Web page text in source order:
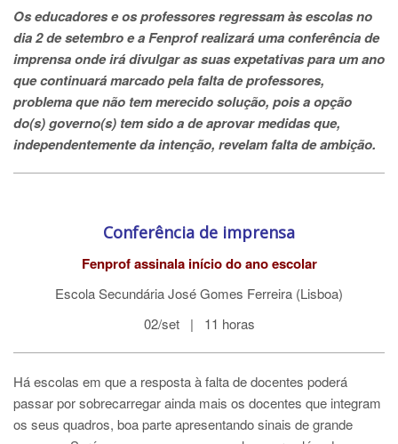
Os educadores e os professores regressam às escolas no
dia 2 de setembro e a Fenprof realizará uma conferência de
imprensa onde irá divulgar as suas expetativas para um ano
que continuará marcado pela falta de professores,
problema que não tem merecido solução, pois a opção
do(s) governo(s) tem sido a de aprovar medidas que,
independentemente da intenção, revelam falta de ambição.
Conferência de imprensa
Fenprof assinala início do ano escolar
Escola Secundária José Gomes Ferreira (Lisboa)
02/set | 11 horas
Há escolas em que a resposta à falta de docentes poderá
passar por sobrecarregar ainda mais os docentes que integram
os seus quadros, boa parte apresentando sinais de grande